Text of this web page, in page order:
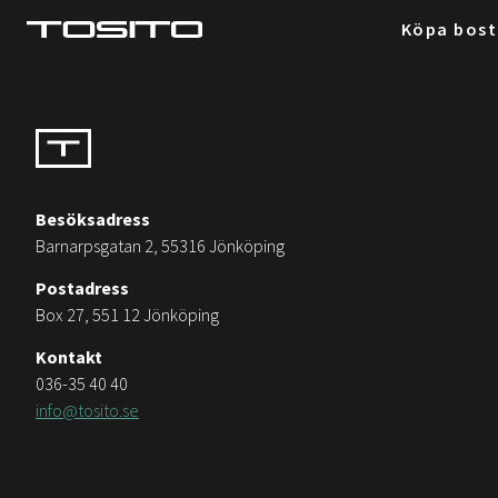
Köpa
Besöksadress
Barnarpsgatan 2, 55316 Jönköping
Postadress
Box 27, 551 12 Jönköping
Kontakt
036-35 40 40
info@tosito.se